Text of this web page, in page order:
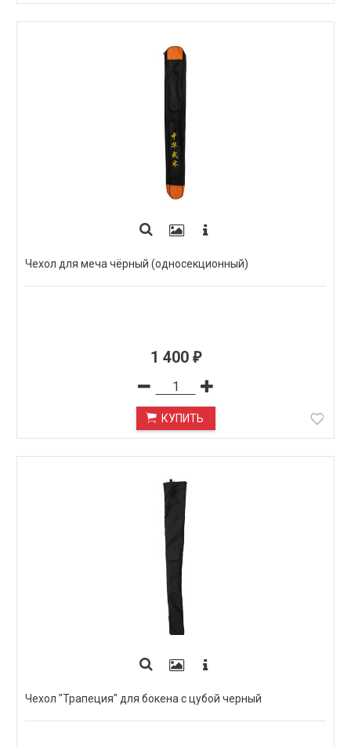
Чехол для меча чёрный (односекционный)
1 400 ₽
КУПИТЬ
Чехол "Трапеция" для бокена с цубой черный